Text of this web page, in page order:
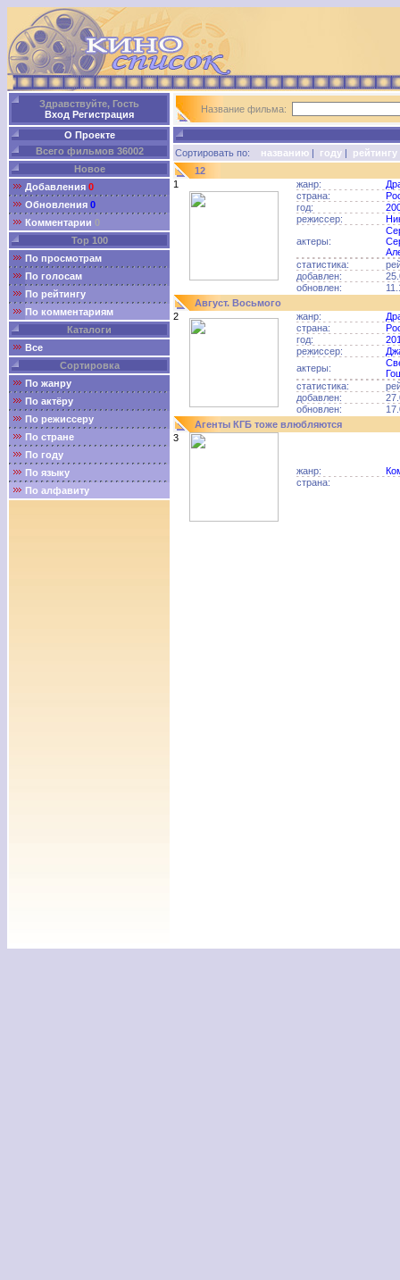
Здравствуйте, Гость
Вход Регистрация
О Проекте
Всего фильмов 36002
Новое
Добавления 0
Обновления 0
Комментарии 0
Top 100
По просмотрам
По голосам
По рейтингу
По комментариям
Каталоги
Все
Сортировка
По жанру
По актёру
По режиссеру
По стране
По году
По языку
По алфавиту
Название фильма:
Сортировать по: названию | году | рейтингу
12
1
жанр:
страна:
год:
режиссер:
актеры:
статистика:
добавлен:
обновлен:
Август. Восьмого
2
жанр:
страна:
год:
режиссер:
актеры:
статистика:
добавлен:
обновлен:
Агенты КГБ тоже влюбляются
3
жанр:
страна: